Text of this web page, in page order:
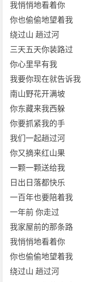
我悄悄地看着你
你也偷偷地望着我
绕过山 趟过河
三天五天你装路过
你心里早有我
我要你现在就告诉我
南山野花开满坡
你东藏来我西躲
你要抓紧我的手
我们一起趟过河
你又摘来红山果
一颗一颗送给我
日出日落都快乐
一百年也要陪着我
一年前 你走过
我家屋前的那条路
我悄悄地看着你
你也偷偷地望着我
绕过山 趟过河